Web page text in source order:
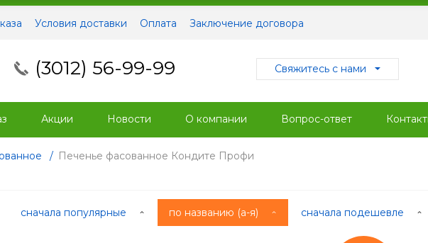
Условия доставки Оплата Заключение договора
(3012) 56-99-99 Свяжитесь с нами
Акции Новости О компании Вопрос-ответ
/ Печенье фасованное Кондите Профи
сначала популярные по названию (а-я)
сначала подешевле